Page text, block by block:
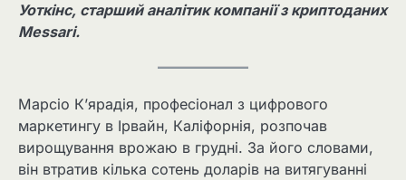
Уоткінс, старший аналітик компанії з криптоданих
Messari.
Марсіо К’ярадія, професіонал з цифрового
маркетингу в Ірвайн, Каліфорнія, розпочав
вирощування врожаю в грудні. За його словами,
він втратив кілька сотень доларів на витягуванні